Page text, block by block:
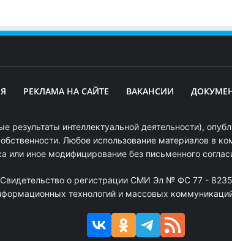
РЕКЛАМА НА САЙТЕ ВАКАНСИИ
результаты интеллектуальной деятельности),
Любое использование материалов в
или иное модифицирование без письменного
Свидетельство о регистрации СМИ Эл № ФС 77 -
технологий и массовых